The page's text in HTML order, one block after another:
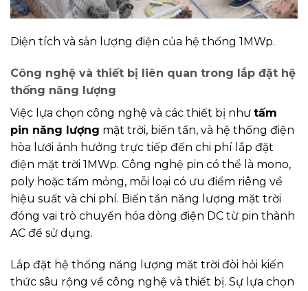
Diện tích và sản lượng điện của hệ thống 1MWp.
Công nghệ và thiết bị liên quan trong lắp đặt hệ
thống năng lượng
Việc lựa chọn công nghệ và các thiết bị như tấm
pin năng lượng mặt trời, biến tần, và hệ thống điện
hòa lưới ảnh hưởng trực tiếp đến chi phí lắp đặt
điện mặt trời 1MWp. Công nghệ pin có thể là mono,
poly hoặc tấm mỏng, mỗi loại có ưu điểm riêng về
hiệu suất và chi phí. Biến tần năng lượng mặt trời
đóng vai trò chuyển hóa dòng điện DC từ pin thành
AC để sử dụng.
Lắp đặt hệ thống năng lượng mặt trời đòi hỏi kiến
thức sâu rộng về công nghệ và thiết bị. Sự lựa chọn